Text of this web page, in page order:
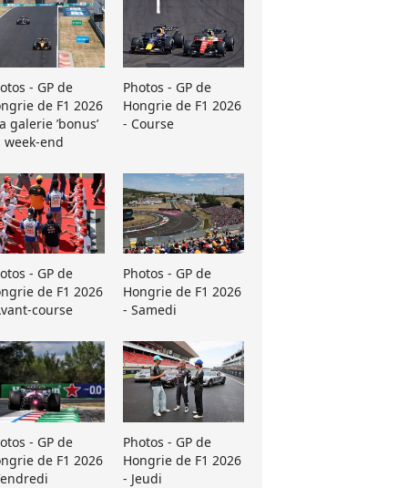
- GP de
de F1 2026
galerie ’bonus’
week-end
Photos - GP de
Hongrie de F1 2026
- Course
- GP de
de F1 2026
course
Photos - GP de
Hongrie de F1 2026
- Samedi
- GP de
de F1 2026
Photos - GP de
Hongrie de F1 2026
- Jeudi